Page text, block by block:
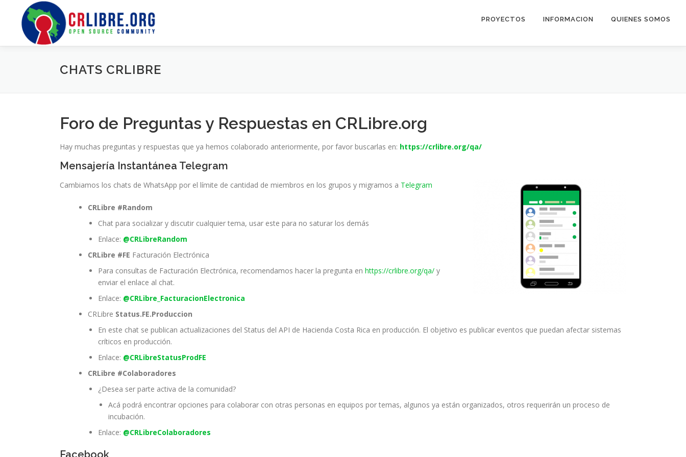
content
PROYECTOS INFORMACION QUIENES SOMOS
CHATS CRLIBRE
Foro de Preguntas y Respuestas en CRLibre.org
Hay muchas preguntas y respuestas que ya hemos colaborado anteriormente, por favor buscarlas en: https://crlibre.org/qa/
Mensajería Instantánea Telegram
Cambiamos los chats de WhatsApp por el límite de cantidad de miembros en los grupos y migramos a Telegram
CRLibre #Random
Chat para socializar y discutir cualquier tema, usar este para no saturar los demás
Enlace: @CRLibreRandom
CRLibre #FE Facturación Electrónica
Para consultas de Facturación Electrónica, recomendamos hacer la pregunta en https://crlibre.org/qa/ y
enviar el enlace al chat.
Enlace: @CRLibre_FacturacionElectronica
CRLibre Status.FE.Produccion
En este chat se publican actualizaciones del Status del API de Hacienda Costa Rica en producción. El objetivo es publicar eventos que puedan afectar sistemas
críticos en producción.
Enlace: @CRLibreStatusProdFE
CRLibre #Colaboradores
¿Desea ser parte activa de la comunidad?
Acá podrá encontrar opciones para colaborar con otras personas en equipos por temas, algunos ya están organizados, otros requerirán un proceso de
incubación.
Enlace: @CRLibreColaboradores
Facebook